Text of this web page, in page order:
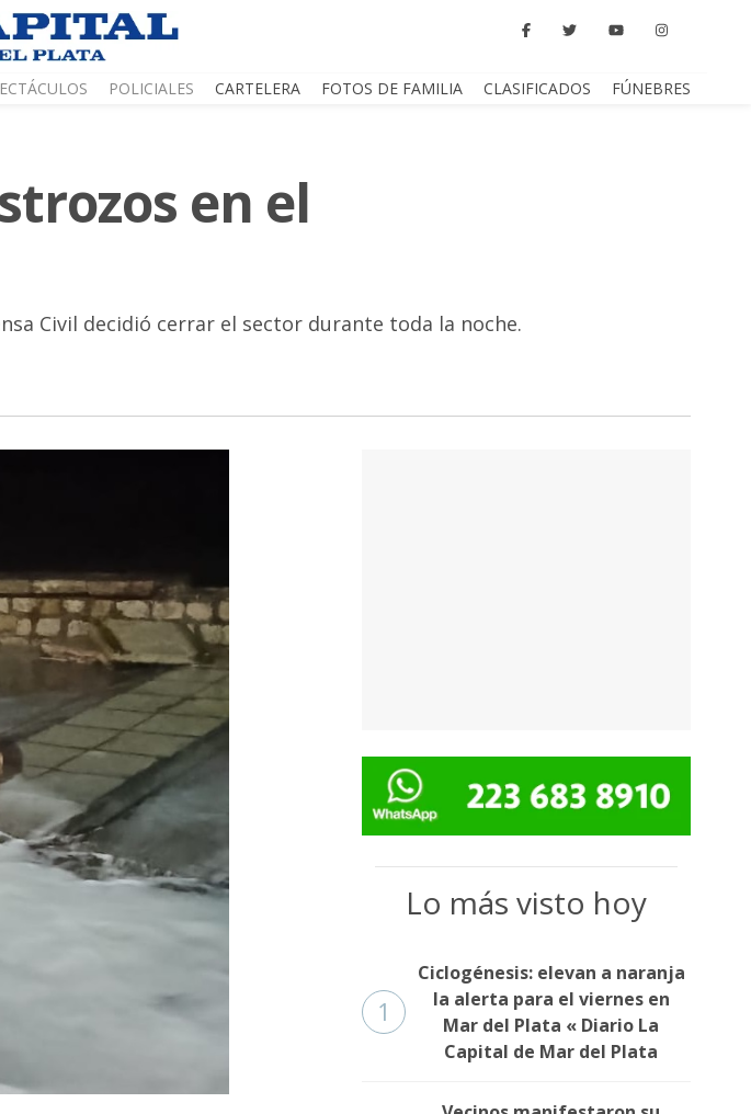
POLICIALES CARTELERA FOTOS DE FAMILIA CLASIFICADOS FÚNEBRES
en el
Civil decidió cerrar el sector durante toda la noche.
Lo más visto hoy
1
Ciclogénesis: elevan a naranja
la alerta para el viernes en
Mar del Plata « Diario La
Capital de Mar del Plata